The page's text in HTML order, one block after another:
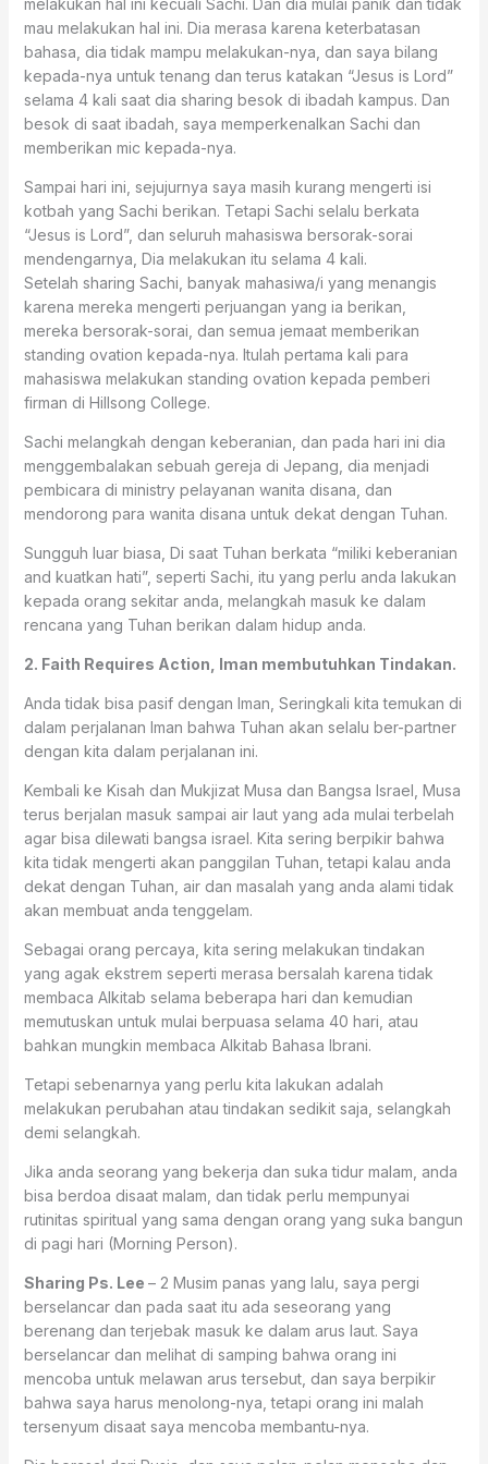
melakukan hal ini kecuali Sachi. Dan dia mulai panik dan tidak
mau melakukan hal ini. Dia merasa karena keterbatasan
bahasa, dia tidak mampu melakukan-nya, dan saya bilang
kepada-nya untuk tenang dan terus katakan “Jesus is Lord”
selama 4 kali saat dia sharing besok di ibadah kampus. Dan
besok di saat ibadah, saya memperkenalkan Sachi dan
memberikan mic kepada-nya.
Sampai hari ini, sejujurnya saya masih kurang mengerti isi
kotbah yang Sachi berikan. Tetapi Sachi selalu berkata
“Jesus is Lord”, dan seluruh mahasiswa bersorak-sorai
mendengarnya, Dia melakukan itu selama 4 kali.
Setelah sharing Sachi, banyak mahasiwa/i yang menangis
karena mereka mengerti perjuangan yang ia berikan,
mereka bersorak-sorai, dan semua jemaat memberikan
standing ovation kepada-nya. Itulah pertama kali para
mahasiswa melakukan standing ovation kepada pemberi
firman di Hillsong College.
Sachi melangkah dengan keberanian, dan pada hari ini dia
menggembalakan sebuah gereja di Jepang, dia menjadi
pembicara di ministry pelayanan wanita disana, dan
mendorong para wanita disana untuk dekat dengan Tuhan.
Sungguh luar biasa, Di saat Tuhan berkata “miliki keberanian
and kuatkan hati”, seperti Sachi, itu yang perlu anda lakukan
kepada orang sekitar anda, melangkah masuk ke dalam
rencana yang Tuhan berikan dalam hidup anda.
2. Faith Requires Action, Iman membutuhkan Tindakan.
Anda tidak bisa pasif dengan Iman, Seringkali kita temukan di
dalam perjalanan Iman bahwa Tuhan akan selalu ber-partner
dengan kita dalam perjalanan ini.
Kembali ke Kisah dan Mukjizat Musa dan Bangsa Israel, Musa
terus berjalan masuk sampai air laut yang ada mulai terbelah
agar bisa dilewati bangsa israel. Kita sering berpikir bahwa
kita tidak mengerti akan panggilan Tuhan, tetapi kalau anda
dekat dengan Tuhan, air dan masalah yang anda alami tidak
akan membuat anda tenggelam.
Sebagai orang percaya, kita sering melakukan tindakan
yang agak ekstrem seperti merasa bersalah karena tidak
membaca Alkitab selama beberapa hari dan kemudian
memutuskan untuk mulai berpuasa selama 40 hari, atau
bahkan mungkin membaca Alkitab Bahasa Ibrani.
Tetapi sebenarnya yang perlu kita lakukan adalah
melakukan perubahan atau tindakan sedikit saja, selangkah
demi selangkah.
Jika anda seorang yang bekerja dan suka tidur malam, anda
bisa berdoa disaat malam, dan tidak perlu mempunyai
rutinitas spiritual yang sama dengan orang yang suka bangun
di pagi hari (Morning Person).
Sharing Ps. Lee – 2 Musim panas yang lalu, saya pergi
berselancar dan pada saat itu ada seseorang yang
berenang dan terjebak masuk ke dalam arus laut. Saya
berselancar dan melihat di samping bahwa orang ini
mencoba untuk melawan arus tersebut, dan saya berpikir
bahwa saya harus menolong-nya, tetapi orang ini malah
tersenyum disaat saya mencoba membantu-nya.